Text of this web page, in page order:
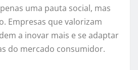
uma pauta social, mas
Empresas que valorizam
a inovar mais e se adaptar
do mercado consumidor.